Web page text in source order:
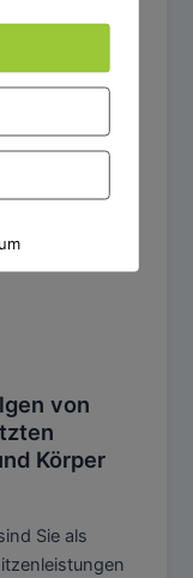
von
Körper
Sie als